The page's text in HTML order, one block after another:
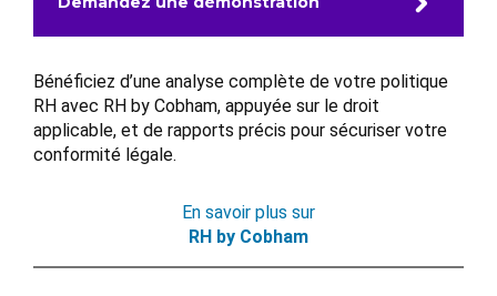
Bénéficiez d’une analyse complète de votre politique
RH avec RH by Cobham, appuyée sur le droit
applicable, et de rapports précis pour sécuriser votre
conformité légale.
En savoir plus sur
RH by Cobham